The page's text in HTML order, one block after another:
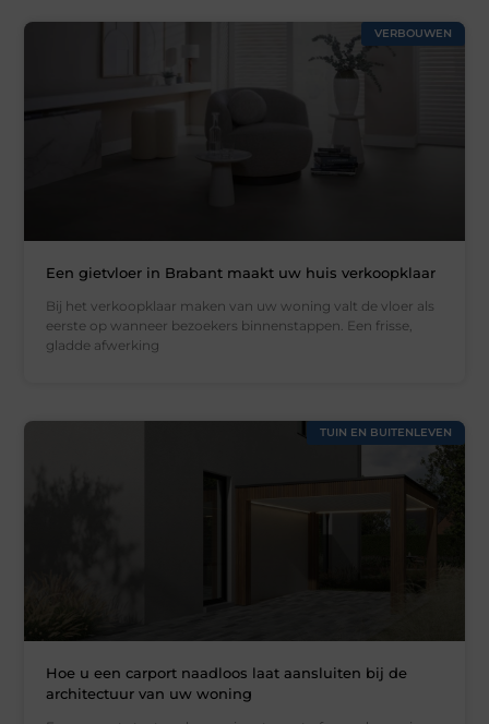
VERBOUWEN
Een gietvloer in Brabant maakt uw huis verkoopklaar
Bij het verkoopklaar maken van uw woning valt de vloer als
eerste op wanneer bezoekers binnenstappen. Een frisse,
gladde afwerking
TUIN EN BUITENLEVEN
Hoe u een carport naadloos laat aansluiten bij de
architectuur van uw woning